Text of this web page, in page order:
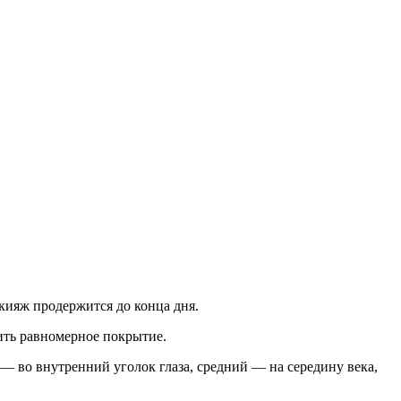
продержится до конца дня.
равномерное покрытие.
во внутренний уголок глаза, средний — на середину века,